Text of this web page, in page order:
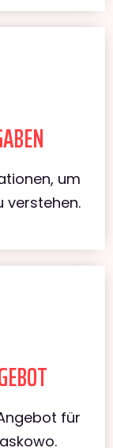
um
verstehen.
für